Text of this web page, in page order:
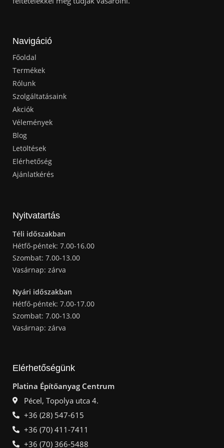
Navigáció
Főoldal
Termékek
Rólunk
Szolgáltatásaink
Akciók
Vélemények
Blog
Letöltések
Elérhetőség
Ajánlatkérés
Nyitvatartás
Téli időszakban
Hétfő-péntek: 7.00-16.00
Szombat: 7.00-13.00
Vasárnap: zárva
Nyári időszakban
Hétfő-péntek: 7.00-17.00
Szombat: 7.00-13.00
Vasárnap: zárva
Elérhetőségünk
Platina Építőanyag Centrum
Pécel, Topolya utca 4.
+36 (28) 547-615
+36 (70) 411-7411
+36 (70) 366-5488